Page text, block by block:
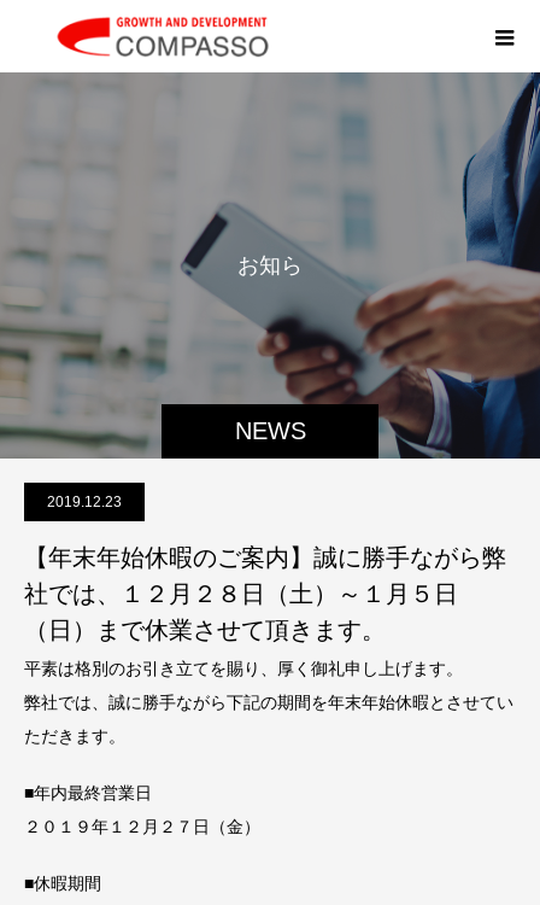
NEWS
お知らせ
2019.12.23
【年末年始休暇のご案内】誠に勝手ながら弊
社では、１２月２８日（土）～１月５日
（日）まで休業させて頂きます。
平素は格別のお引き立てを賜り、厚く御礼申し上げます。
弊社では、誠に勝手ながら下記の期間を年末年始休暇とさせてい
ただきます。
■年内最終営業日
２０１９年１２月２７日（金）
■休暇期間